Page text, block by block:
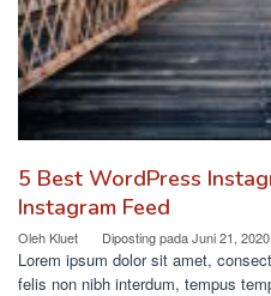
5 Best WordPress
Instagram Feed
Oleh Kluet Diposting padaJuni 21, 2020
Lorem ipsum dolor sit amet,
felis non nibh interdum, tempus